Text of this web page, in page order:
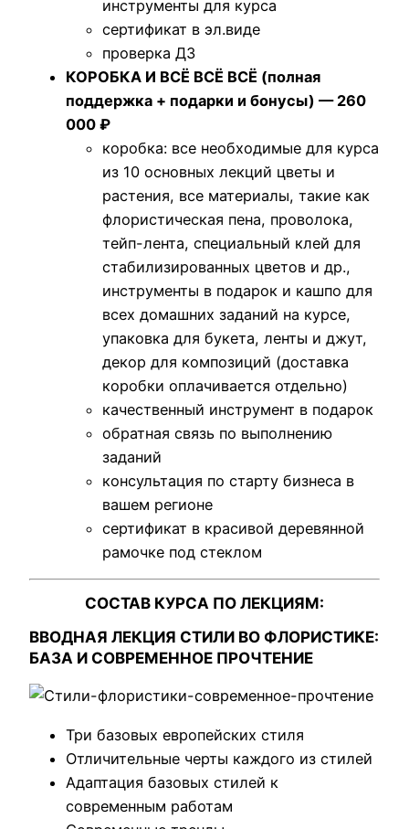
инструменты для курса
сертификат в эл.виде
проверка ДЗ
КОРОБКА И ВСЁ ВСЁ ВСЁ (полная
поддержка + подарки и бонусы) — 260
000 ₽
коробка: все необходимые для курса
из 10 основных лекций цветы и
растения, все материалы, такие как
флористическая пена, проволока,
тейп-лента, специальный клей для
стабилизированных цветов и др.,
инструменты в подарок и кашпо для
всех домашних заданий на курсе,
упаковка для букета, ленты и джут,
декор для композиций (доставка
коробки оплачивается отдельно)
качественный инструмент в подарок
обратная связь по выполнению
заданий
консультация по старту бизнеса в
вашем регионе
сертификат в красивой деревянной
рамочке под стеклом
СОСТАВ КУРСА ПО ЛЕКЦИЯМ:
ВВОДНАЯ ЛЕКЦИЯ СТИЛИ ВО ФЛОРИСТИКЕ:
БАЗА И СОВРЕМЕННОЕ ПРОЧТЕНИЕ
Три базовых европейских стиля
Отличительные черты каждого из стилей
Адаптация базовых стилей к
современным работам